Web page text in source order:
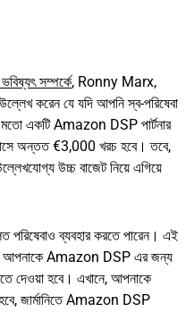
সম্পর্কে, Ronny Marx,
করেন যে যদি আপনি স্ব-পরিষেবা
একটি Amazon DSP পার্টনার
অন্তত €3,000 খরচ হবে। তবে,
উচ্চ বাজেট নিয়ে এগিয়ে
পরিষেবাও ব্যবহার করতে পারেন। এই
আপনাকে Amazon DSP এর জন্য
দেওয়া হবে। এখানে, আপনাকে
জার্মানিতে Amazon DSP